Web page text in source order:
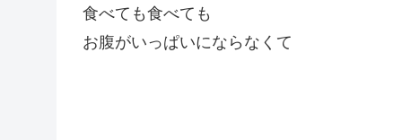
食べても食べても
お腹がいっぱいにならなくて